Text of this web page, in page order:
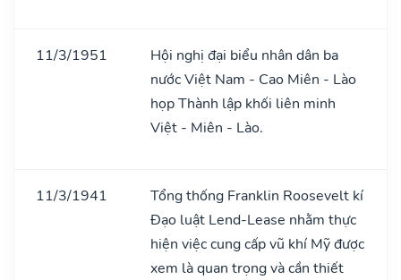
11/3/1951
Hội nghị đại biểu nhân dân ba
nước Việt Nam - Cao Miên - Lào
họp Thành lập khối liên minh
Việt - Miên - Lào.
11/3/1941
Tổng thống Franklin Roosevelt kí
Đạo luật Lend-Lease nhằm thực
hiện việc cung cấp vũ khí Mỹ được
xem là quan trọng và cần thiết